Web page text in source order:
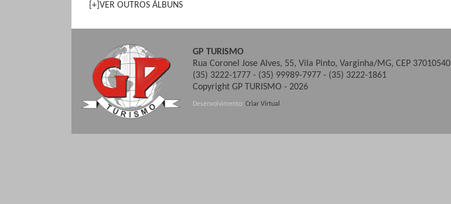
[+]VER OUTROS ÁLBUNS
GP TURISMO
Rua Coronel Jose Alves, 55, Vila Pinto, Varginha/MG, CEP 37010540
(35) 3222-1777 - (35) 99989-7977 - (35) 3222-1861
Copyright GP TURISMO - 2026
Desenvolvimento: Criar Virtual